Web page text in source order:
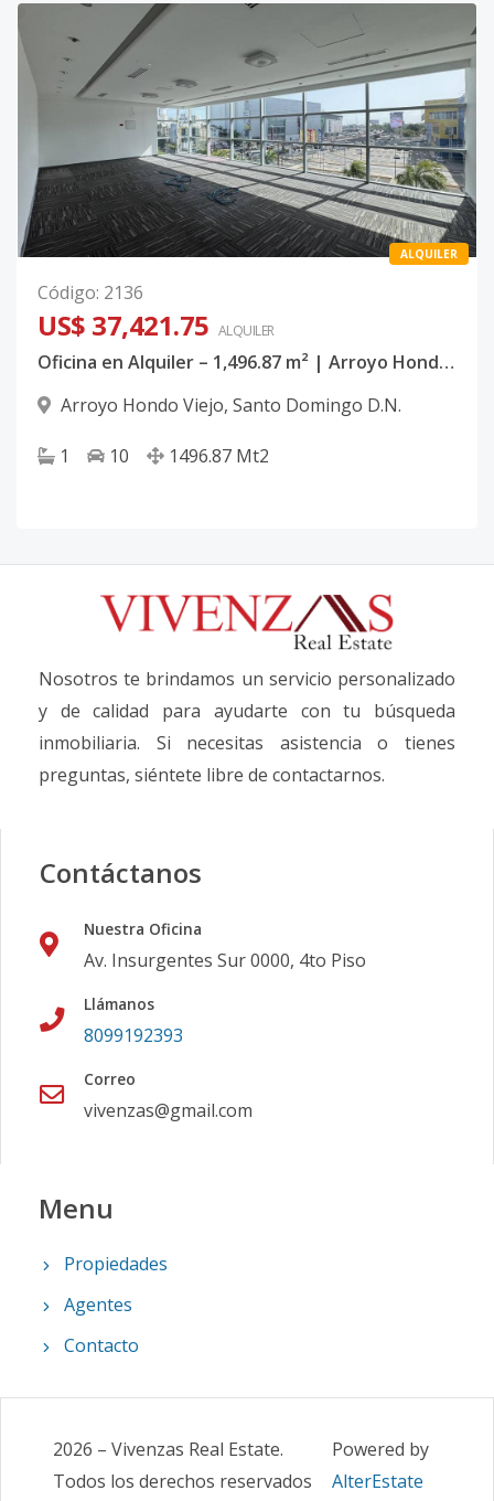
ALQUILER
Código: 2136
US$ 37,421.75 ALQUILER
Oficina en Alquiler – 1,496.87 m² | Arroyo Hondo Viejo, Santo Domingo
Arroyo Hondo Viejo, Santo Domingo D.N.
1 10 1496.87 Mt2
Nosotros te brindamos un servicio personalizado
y de calidad para ayudarte con tu búsqueda
inmobiliaria. Si necesitas asistencia o tienes
preguntas, siéntete libre de contactarnos.
Contáctanos
Nuestra Oficina
Av. Insurgentes Sur 0000, 4to Piso
Llámanos
8099192393
Correo
vivenzas@gmail.com
Menu
Propiedades
Agentes
Contacto
2026 – Vivenzas Real Estate.
Todos los derechos reservados
Powered by
AlterEstate